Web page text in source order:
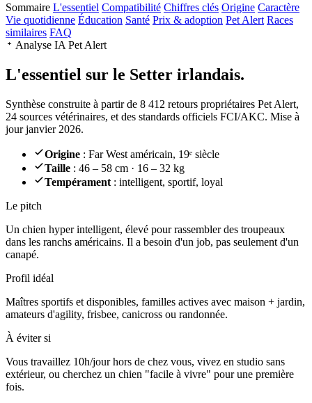
Sommaire L'essentiel Compatibilité Chiffres clés Origine Caractère
Vie quotidienne Éducation Santé Prix & adoption Pet Alert Races
similaires FAQ
Analyse IA Pet Alert
L'essentiel sur le Setter irlandais.
Synthèse construite à partir de 8 412 retours propriétaires Pet Alert,
24 sources vétérinaires, et des standards officiels FCI/AKC. Mise à
jour janvier 2026.
Origine : Far West américain, 19ᵉ siècle
Taille : 46 – 58 cm · 16 – 32 kg
Tempérament : intelligent, sportif, loyal
Le pitch
Un chien hyper intelligent, élevé pour rassembler des troupeaux
dans les ranchs américains. Il a besoin d'un job, pas seulement d'un
canapé.
Profil idéal
Maîtres sportifs et disponibles, familles actives avec maison + jardin,
amateurs d'agility, frisbee, canicross ou randonnée.
À éviter si
Vous travaillez 10h/jour hors de chez vous, vivez en studio sans
extérieur, ou cherchez un chien "facile à vivre" pour une première
fois.